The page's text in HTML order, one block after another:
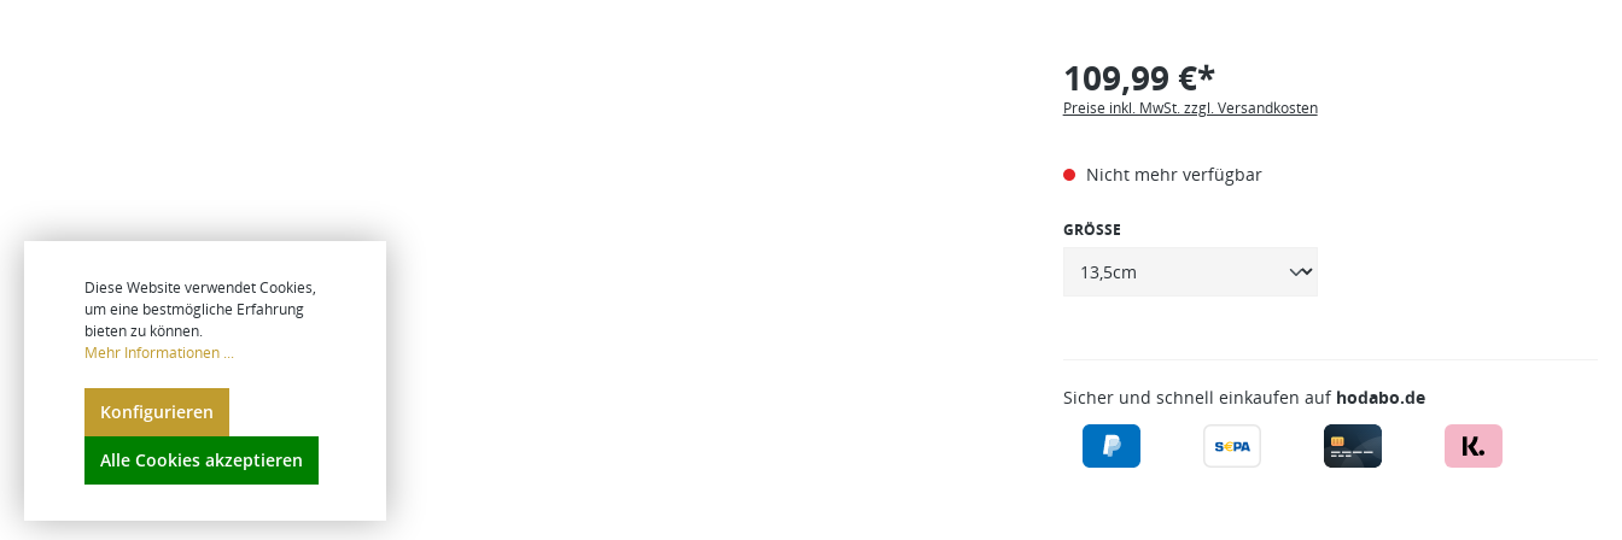
109,99 €*
Preise inkl. MwSt. zzgl. Versandkosten
Nicht mehr verfügbar
GRÖSSE
Sicher und schnell einkaufen auf hodabo.de
Diese Website verwendet Cookies,
um eine bestmögliche Erfahrung
bieten zu können.
Mehr Informationen ...
Konfigurieren
Alle Cookies akzeptieren